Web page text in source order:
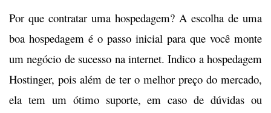
Por que contratar uma hospedagem? A escolha de uma
boa hospedagem é o passo inicial para que você monte
um negócio de sucesso na internet. Indico a hospedagem
Hostinger, pois além de ter o melhor preço do mercado,
ela tem um ótimo suporte, em caso de dúvidas ou